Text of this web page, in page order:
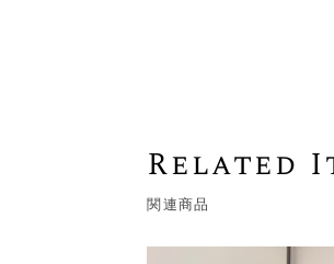
Related
関連商品